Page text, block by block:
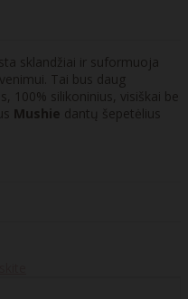
sklandžiai ir suformuoja
Tai bus daug
100% silikoninius, visiškai be
Mushie dantų šepetėlius